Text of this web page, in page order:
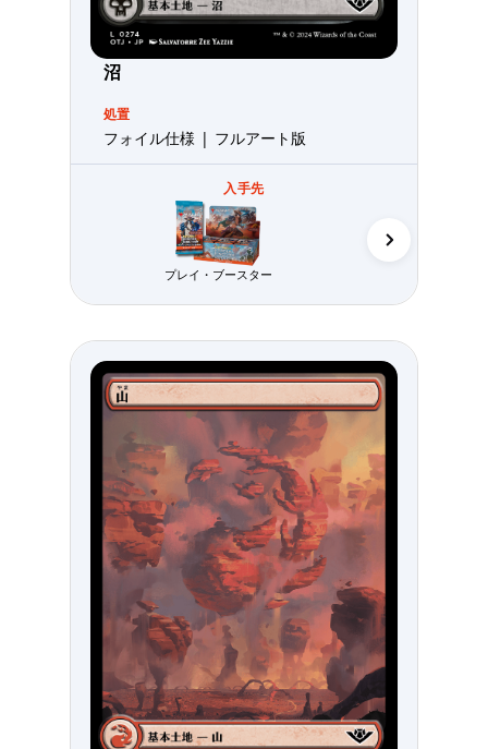
沼
処置
フォイル仕様 | フルアート版
入手先
プレイ・ブースター